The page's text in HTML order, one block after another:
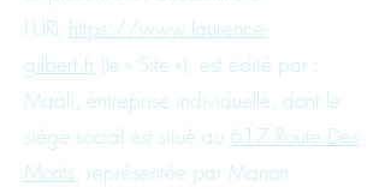
l’URL https://www.laurence-
gilbert.fr (le « Site »), est édité par :
Maali, entreprise individuelle, dont le
siège social est situé au 617 Route Des
Monts, représentée par Manon